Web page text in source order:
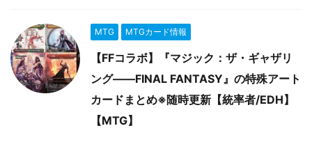
MTG MTGカード情報
【FFコラボ】『マジック：ザ・ギャザリ
ング――FINAL FANTASY』の特殊アート
カードまとめ※随時更新【統率者/EDH】
【MTG】